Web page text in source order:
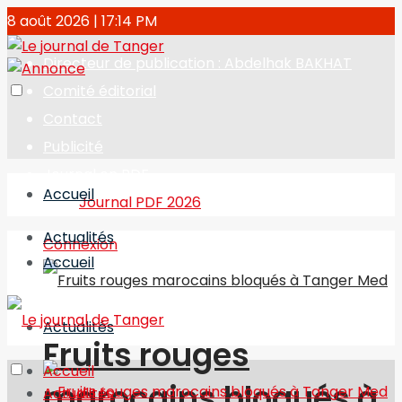
8 août 2026 | 17:14 PM
Directeur de publication : Abdelhak BAKHAT
Journal PDF 2026
Connexion
Accueil
Actualités
Fruits rouges
Accueil
Actualités
Accueil
Actualités